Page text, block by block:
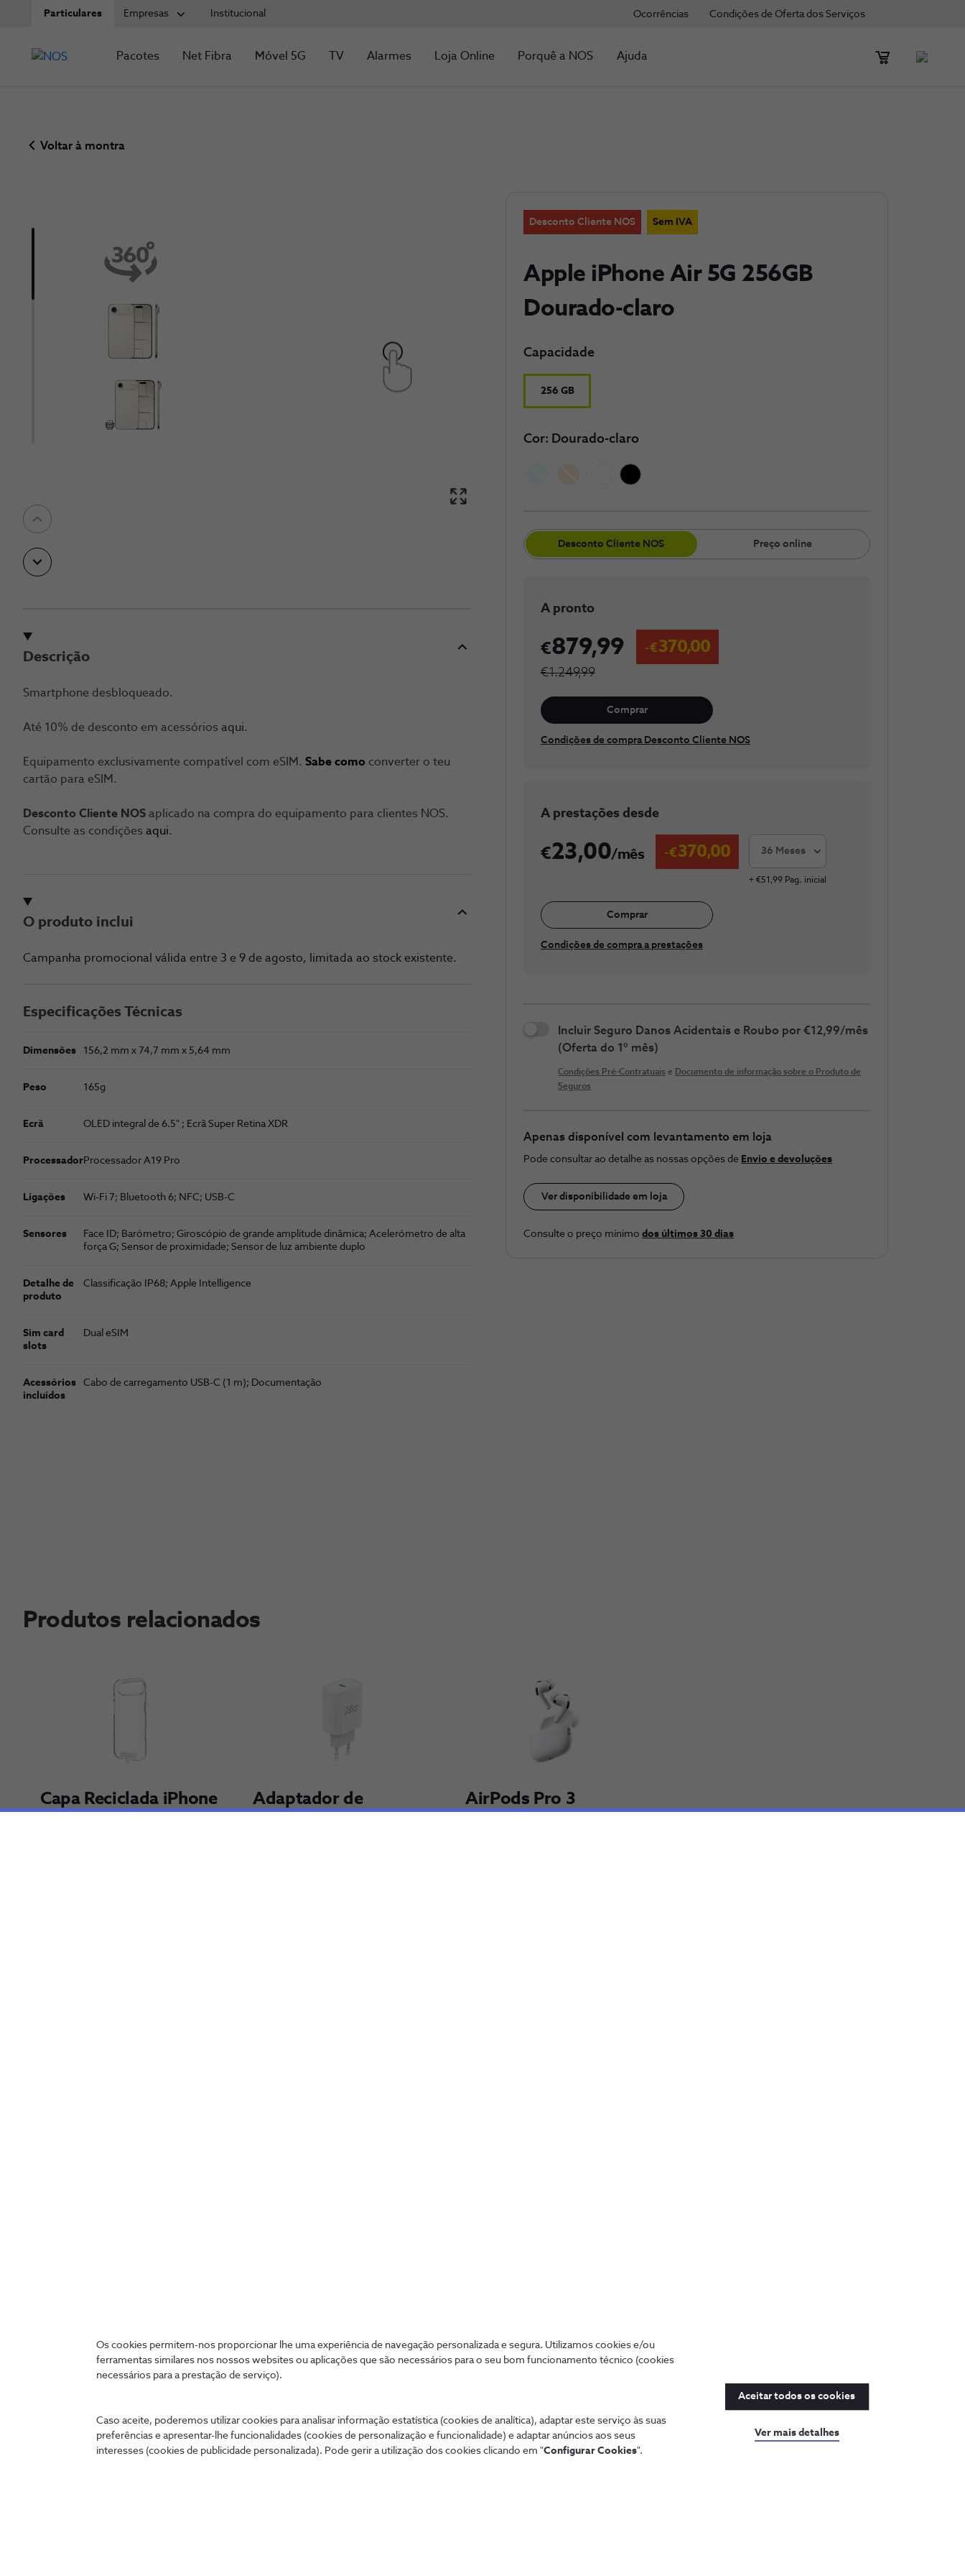
Os cookies permitem-nos proporcionar lhe uma experiência de navegação personalizada e segura. Utilizamos cookies e/ou
ferramentas similares nos nossos websites ou aplicações que são necessários para o seu bom funcionamento técnico (cookies
necessários para a prestação de serviço).
Caso aceite, poderemos utilizar cookies para analisar informação estatística (cookies de analítica), adaptar este serviço às suas
preferências e apresentar-lhe funcionalidades (cookies de personalização e funcionalidade) e adaptar anúncios aos seus
interesses (cookies de publicidade personalizada). Pode gerir a utilização dos cookies clicando em "Configurar Cookies".
Aceitar todos os cookies
Ver mais detalhes
Particulares Empresas Institucional Ocorrências Condições de Oferta dos Serviços
Pacotes Net Fibra Móvel 5G TV Alarmes Loja Online Porquê a NOS Ajuda
Voltar à montra
Descrição
Smartphone desbloqueado.
Até 10% de desconto em acessórios aqui.
Equipamento exclusivamente compatível com eSIM. Sabe como converter o teu
cartão para eSIM.
Desconto Cliente NOS aplicado na compra do equipamento para clientes NOS.
Consulte as condições aqui.
O produto inclui
Campanha promocional válida entre 3 e 9 de agosto, limitada ao stock existente.
Especificações Técnicas
Dimensões 156,2 mm x 74,7 mm x 5,64 mm
Peso 165g
Ecrã OLED integral de 6.5" ; Ecrã Super Retina XDR
ProcessadorProces­sador A19 Pro
Ligações Wi-Fi 7; Bluetooth 6; NFC; USB-C
Sensores
Face ID; Barómetro; Giroscópio de grande amplitude dinâmica; Acelerómetro de alta
força G; Sensor de proximidade; Sensor de luz ambiente duplo
Detalhe de
produto
Classificação IP68; Apple Intelligence
Sim card
slots
Dual eSIM
Acessórios
incluídos
Cabo de carrega­mento USB-C (1 m); Documentação
Desconto Cliente NOS Sem IVA
Apple iPhone Air 5G 256GB
Dourado-claro
Capacidade
256 GB
Cor: Dourado-claro
​Desconto Cliente​​ NOS Preço online
A pronto
879,99
€1.249,99
370,00
Comprar
Condições de compra Desconto Cliente NOS
​A prestaç​​​ões desde
23,00/mês 370,00 36 Meses
+ €51,99 Pag. inicial
Comprar
Condições de compra a prestações
Incluir Seguro Danos Acidentais e Roubo por €12,99/mês
(Oferta do 1º mês)
Condições Pré-Contratuais e Documento de informação sobre o Produto de
Seguros
Apenas disponível com levantamento em loja
Pode consultar ao detalhe as nossas opções de Envio e devoluções
Ver disponibilidade em loja
Consulte o preço ​mínimo dos últimos 30 ​dias
Produtos relacionados
Capa Reciclada iPhone
Adaptador de
AirPods Pro 3